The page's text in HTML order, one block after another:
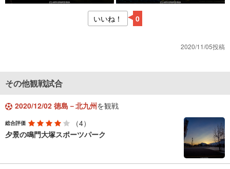
いいね！ 0
2020/11/05投稿
その他観戦試合
2020/12/02 徳島－北九州を観戦
総合評価
（4）
夕景の鳴門大塚スポーツパーク